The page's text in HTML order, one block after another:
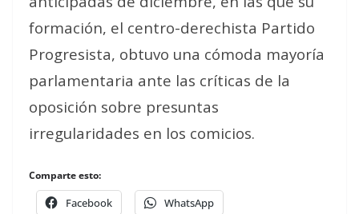
formación, el centro-derechista Partido
Progresista, obtuvo una cómoda mayoría
parlamentaria ante las críticas de la
oposición sobre presuntas
irregularidades en los comicios.
Comparte esto:
Facebook WhatsApp